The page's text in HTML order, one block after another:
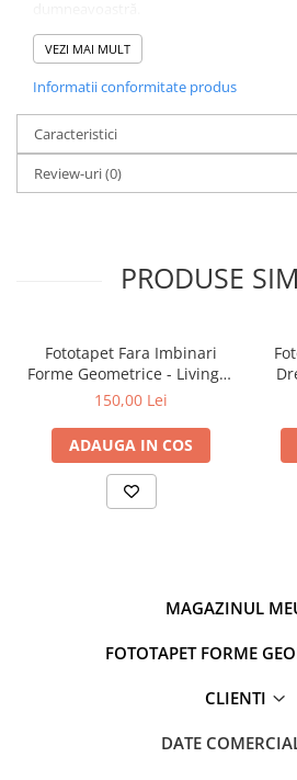
Pentru a asigura o instalare perfectă și
probleme legate de denivelările
permite ajustări ușoare și asigură că
impecabil pe peretele ales.
VEZI MAI MULT
Informatii conformitate produs
Caracteristici
Review-uri(0)
PRODUSE
Fototapet Fara Imbinari
Forme Geometrice - Living &
Dormitor
150,00 Lei
ADAUGA IN COS
MAGAZINUL
FOTOTAPET FORME
CLIENTI
DATE